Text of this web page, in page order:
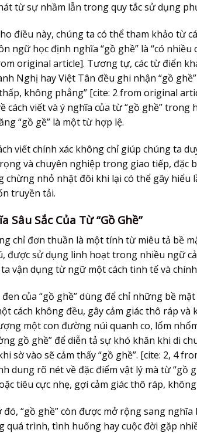
từ sự nhầm lẫn trong quy tắc sử dụng phụ
điều này, chúng ta có thể tham khảo từ
ngữ học định nghĩa “gồ ghề” là “có
original article]. Tương tự, các từ điển
Nghị hay Việt Tân đều ghi nhận “gồ
không phẳng” [cite: 2 from original
cách viết và ý nghĩa của từ “gồ ghề”
“gồ gề” là một từ hợp lệ.
viết chính xác không chỉ giúp chúng ta
và chuyên nghiệp trong giao tiếp, đặc
chừng nhỏ nhặt đôi khi lại có thể gây hiểu
truyền tải.
Sâu Sắc Của Từ “Gồ Ghề”
chỉ đơn thuần là một tính từ miêu tả bề
được sử dụng linh hoạt trong nhiều ngữ
vận dụng từ ngữ một cách tinh tế và
của “gồ ghề” dùng để chỉ những bề
cách không đều, gây cảm giác thô ráp và
một con đường núi quanh co, lổm
gồ ghề” để diễn tả sự khó khăn khi di
sờ vào sẽ cảm thấy “gồ ghề”. [cite: 2, 4
dung rõ nét về đặc điểm vật lý mà từ “gồ
tiêu cực nhẹ, gợi cảm giác thô ráp,
“gồ ghề” còn được mở rộng sang
quá trình, tình huống hay cuộc đời gặp